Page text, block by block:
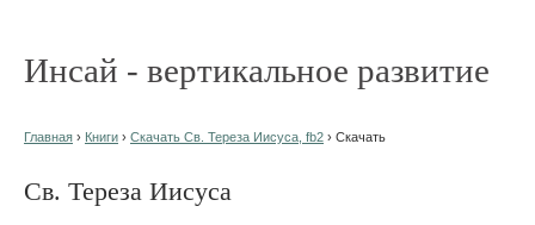
Инсай - вертикальное развитие
Главная › Книги › Скачать Св. Тереза Иисуса, fb2 › Скачать
Св. Тереза Иисуса